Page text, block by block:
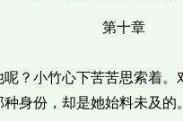
第十章
小竹心下苦苦思索着。
身份，却是她始料未及的